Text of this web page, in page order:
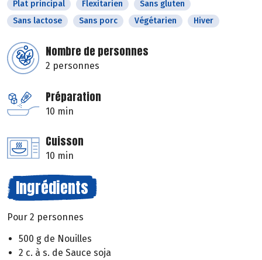
Plat principal Flexitarien
Sans gluten
Sans lactose
Sans porc Végétarien Hiver
Nombre de personnes
2 personnes
Préparation
10 min
Cuisson
10 min
Ingrédients
Pour 2 personnes
500 g de Nouilles
2 c. à s. de Sauce soja